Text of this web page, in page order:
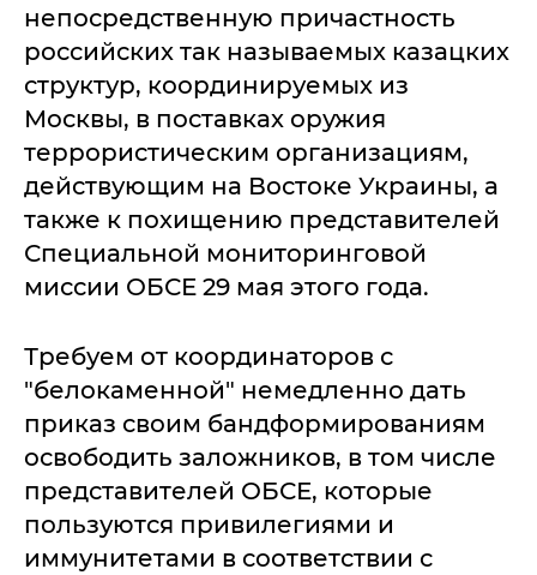
непосредственную причастность
российских так называемых казацких
структур, координируемых из
Москвы, в поставках оружия
террористическим организациям,
действующим на Востоке Украины, а
также к похищению представителей
Специальной мониторинговой
миссии ОБСЕ 29 мая этого года.
Требуем от координаторов с
"белокаменной" немедленно дать
приказ своим бандформированиям
освободить заложников, в том числе
представителей ОБСЕ, которые
пользуются привилегиями и
иммунитетами в соответствии с